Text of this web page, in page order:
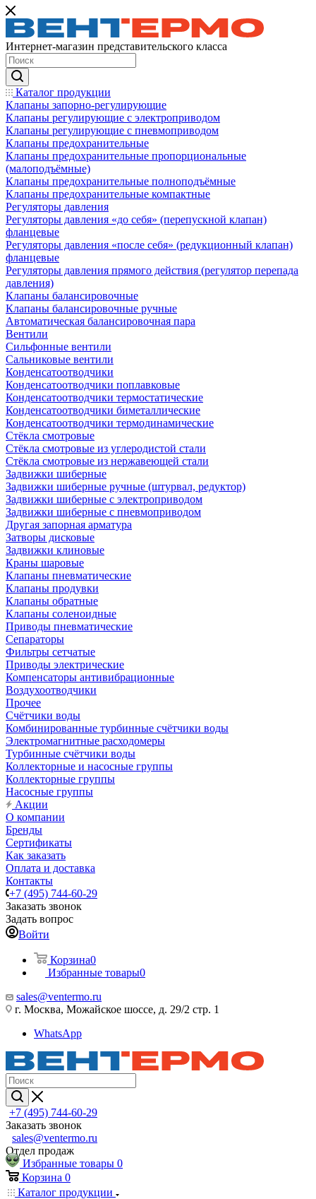
Интернет-магазин представительского класса
Каталог продукции
Клапаны запорно-регулирующие
Клапаны регулирующие с электроприводом
Клапаны регулирующие с пневмоприводом
Клапаны предохранительные
Клапаны предохранительные пропорциональные
(малоподъёмные)
Клапаны предохранительные полноподъёмные
Клапаны предохранительные компактные
Регуляторы давления
Регуляторы давления «до себя» (перепускной клапан)
фланцевые
Регуляторы давления «после себя» (редукционный клапан)
фланцевые
Регуляторы давления прямого действия (регулятор перепада
давления)
Клапаны балансировочные
Клапаны балансировочные ручные
Автоматическая балансировочная пара
Вентили
Сильфонные вентили
Сальниковые вентили
Конденсатоотводчики
Конденсатоотводчики поплавковые
Конденсатоотводчики термостатические
Конденсатоотводчики биметаллические
Конденсатоотводчики термодинамические
Стёкла смотровые
Стёкла смотровые из углеродистой стали
Стёкла смотровые из нержавеющей стали
Задвижки шиберные
Задвижки шиберные ручные (штурвал, редуктор)
Задвижки шиберные с электроприводом
Задвижки шиберные с пневмоприводом
Другая запорная арматура
Затворы дисковые
Задвижки клиновые
Краны шаровые
Клапаны пневматические
Клапаны продувки
Клапаны обратные
Клапаны соленоидные
Приводы пневматические
Сепараторы
Фильтры сетчатые
Приводы электрические
Компенсаторы антивибрационные
Воздухоотводчики
Прочее
Счётчики воды
Комбинированные турбинные счётчики воды
Электромагнитные расходомеры
Турбинные счётчики воды
Коллекторные и насосные группы
Коллекторные группы
Насосные группы
Акции
О компании
Бренды
Сертификаты
Как заказать
Оплата и доставка
Контакты
+7 (495) 744-60-29
Заказать звонок
Задать вопрос
Войти
Корзина0
Избранные товары0
sales@ventermo.ru
г. Москва, Можайское шоссе, д. 29/2 стр. 1
WhatsApp
+7 (495) 744-60-29
Заказать звонок
sales@ventermo.ru
Отдел продаж
Избранные товары 0
Корзина 0
Каталог продукции